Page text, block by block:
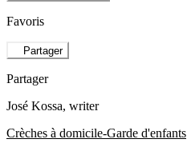
Favoris
Partager
Partager
José Kossa, writer
Crèches à domicile-Garde d'enfants